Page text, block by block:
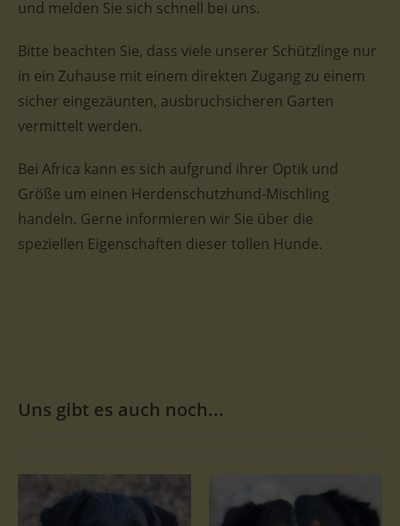
und melden Sie sich schnell bei uns.
Bitte beachten Sie, dass viele unserer Schützlinge nur
in ein Zuhause mit einem direkten Zugang zu einem
sicher eingezäunten, ausbruchsicheren Garten
vermittelt werden.
Bei Africa kann es sich aufgrund ihrer Optik und
Größe um einen Herdenschutzhund-Mischling
handeln. Gerne informieren wir Sie über die
speziellen Eigenschaften dieser tollen Hunde.
Uns gibt es auch noch...